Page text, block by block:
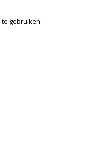
gebruiken.